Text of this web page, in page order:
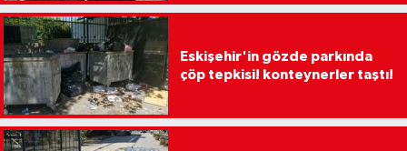
Eskişehir'in gözde parkında
çöp tepkisi! konteynerler taştı!